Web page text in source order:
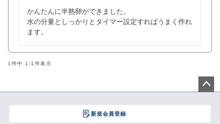
ログイン
お問い合わせ
かんたんに半熟卵ができました。
水の分量としっかりとタイマー設定すればうまく作れ
ます。
1 件中 1 -1 件表示
新規会員登録
ジト